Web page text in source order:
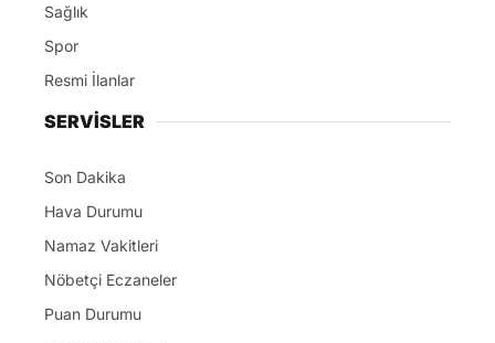
Sağlık
Spor
Resmi İlanlar
SERVİSLER
Son Dakika
Hava Durumu
Namaz Vakitleri
Nöbetçi Eczaneler
Puan Durumu